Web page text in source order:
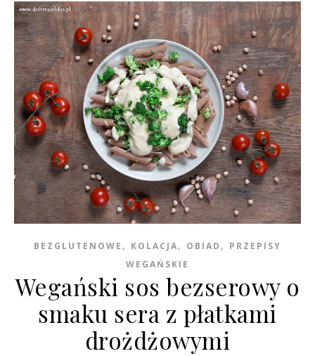
BEZGLUTENOWE , KOLACJA, OBIAD , PRZEPISY
WEGAŃSKIE
Wegański sos bezserowy o
smaku sera z płatkami
drożdżowymi